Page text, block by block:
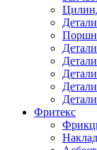
Фритекс